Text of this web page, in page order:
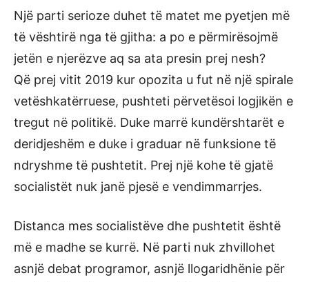
Një parti serioze duhet të matet me pyetjen më
të vështirë nga të gjitha: a po e përmirësojmë
jetën e njerëzve aq sa ata presin prej nesh?
Që prej vitit 2019 kur opozita u fut në një spirale
vetëshkatërruese, pushteti përvetësoi logjikën e
tregut në politikë. Duke marrë kundërshtarët e
deridjeshëm e duke i graduar në funksione të
ndryshme të pushtetit. Prej një kohe të gjatë
socialistët nuk janë pjesë e vendimmarrjes.
Distanca mes socialistëve dhe pushtetit është
më e madhe se kurrë. Në parti nuk zhvillohet
asnjë debat programor, asnjë llogaridhënie për